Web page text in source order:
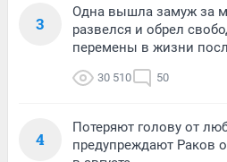
3
Одна вышла замуж за
развелся и обрел
перемены в жизни
30 510 50
4
Потеряют голову от
предупреждают Раков